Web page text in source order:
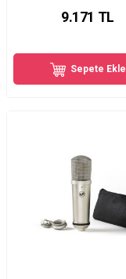
9.171 TL
Sepete Ekle